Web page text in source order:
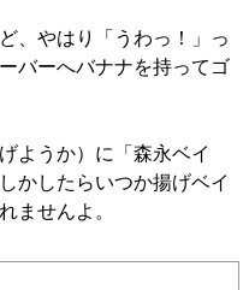
、やはり「うわっ！」っ
バーへバナナを持ってゴ
ようか）に「森永ベイ
かしたらいつか揚げベイ
ませんよ。